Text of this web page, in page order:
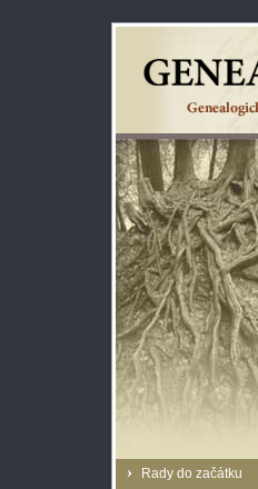
Rady do začátku